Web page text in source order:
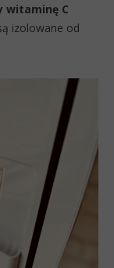
witaminę C
izolowane od